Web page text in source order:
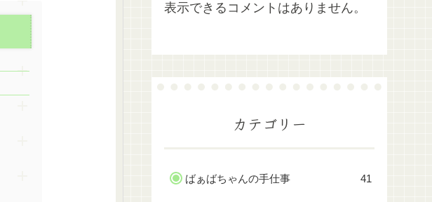
表示できるコメントはありません。
カテゴリー
ばぁばちゃんの手仕事 41